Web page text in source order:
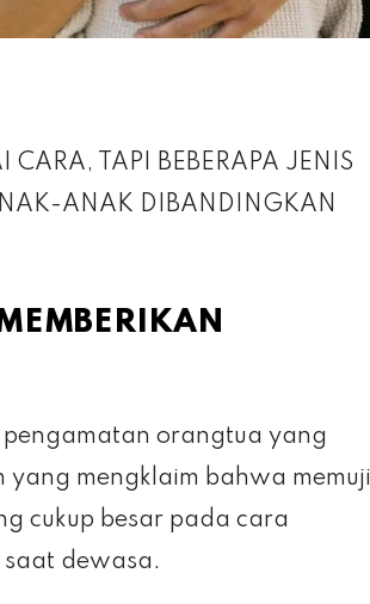
TAPI BEBERAPA JENIS
ANAK DIBANDINGKAN
orangtua yang
mengklaim bahwa memuji
cukup besar pada cara
saat dewasa.